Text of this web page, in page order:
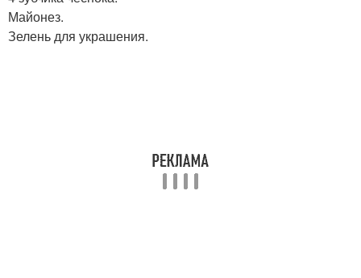
Майонез.
Зелень для украшения.